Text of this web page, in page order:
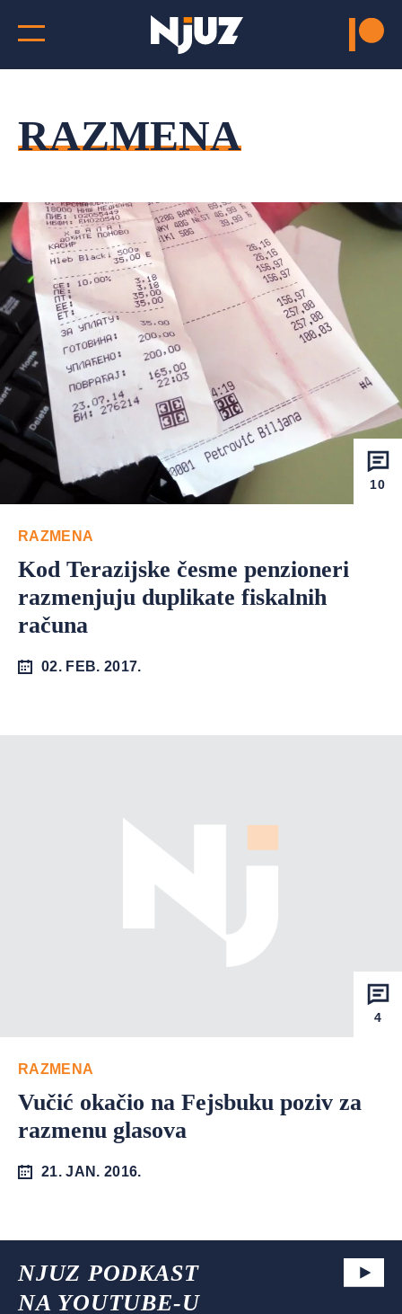
RAZMENA
10
RAZMENA
Kod Terazijske česme penzioneri
razmenjuju duplikate fiskalnih
računa
02. FEB. 2017.
4
RAZMENA
Vučić okačio na Fejsbuku poziv za
razmenu glasova
21. JAN. 2016.
NJUZ PODKAST
NA YOUTUBE-U